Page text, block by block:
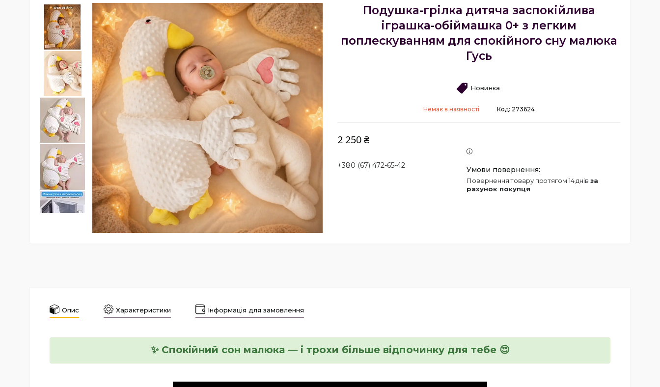
Подушка-грілка дитяча заспокійлива
іграшка-обіймашка 0+ з легким
поплескуванням для спокійного сну малюка
Гусь
Новинка
Немає в наявності Код: 273624
2 250 ₴
+380 (67) 472-65-42
повернення товару протягом 14 днів за
рахунок покупця
Опис Характеристики Інформація для замовлення
✨ Спокійний сон малюка — і трохи більше відпочинку для тебе 😍